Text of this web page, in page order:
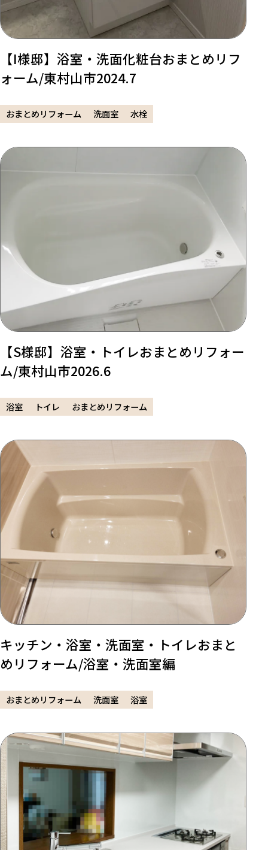
【I様邸】浴室・洗面化粧台おまとめリフ
ォーム/東村山市2024.7
おまとめリフォーム 洗面室 水栓
【S様邸】浴室・トイレおまとめリフォー
ム/東村山市2026.6
浴室 トイレ おまとめリフォーム
キッチン・浴室・洗面室・トイレおまと
めリフォーム/浴室・洗面室編
おまとめリフォーム 洗面室 浴室